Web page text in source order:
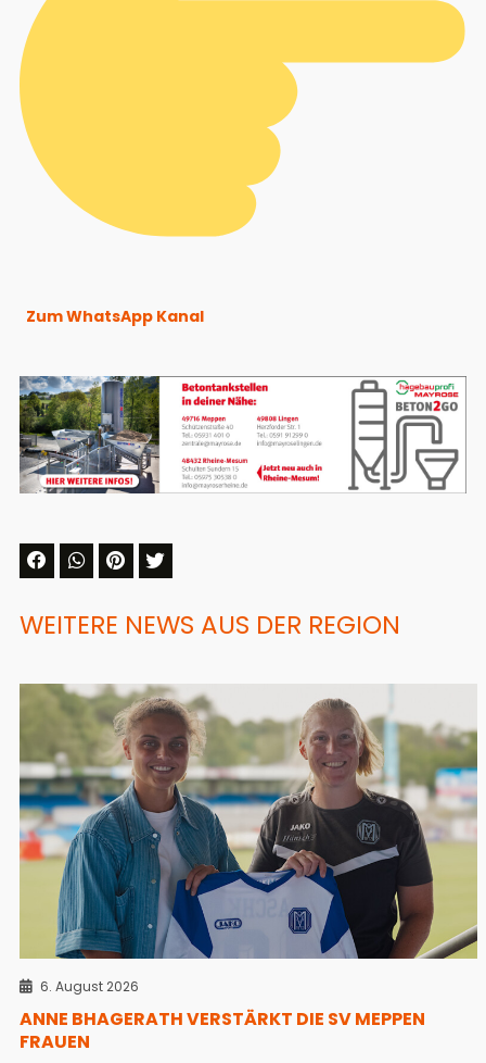
Zum WhatsApp Kanal
WEITERE NEWS AUS DER REGION
6. August 2026
ANNE BHAGERATH VERSTÄRKT DIE SV MEPPEN
FRAUEN